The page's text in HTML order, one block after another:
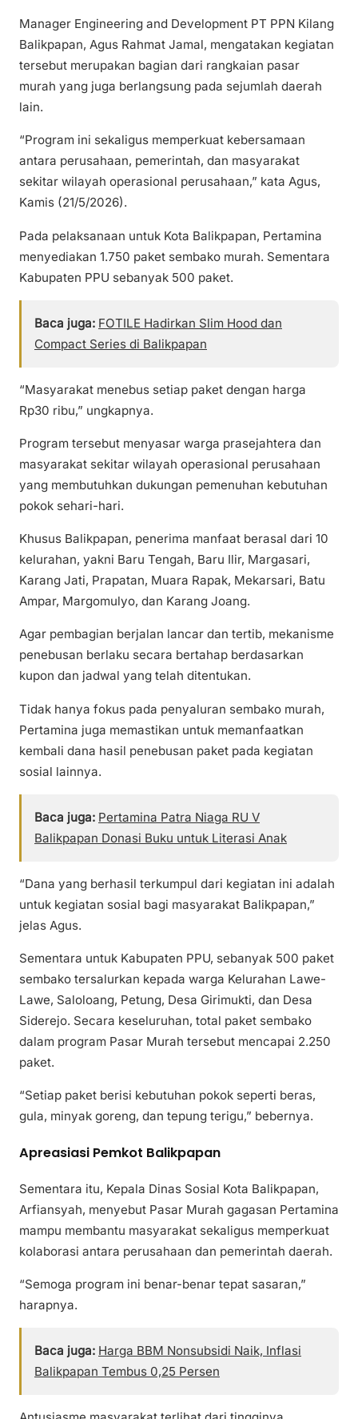
Manager Engineering and Development PT PPN Kilang
Balikpapan, Agus Rahmat Jamal, mengatakan kegiatan
tersebut merupakan bagian dari rangkaian pasar
murah yang juga berlangsung pada sejumlah daerah
lain.
“Program ini sekaligus memperkuat kebersamaan
antara perusahaan, pemerintah, dan masyarakat
sekitar wilayah operasional perusahaan,” kata Agus,
Kamis (21/5/2026).
Pada pelaksanaan untuk Kota Balikpapan, Pertamina
menyediakan 1.750 paket sembako murah. Sementara
Kabupaten PPU sebanyak 500 paket.
Baca juga: FOTILE Hadirkan Slim Hood dan
Compact Series di Balikpapan
“Masyarakat menebus setiap paket dengan harga
Rp30 ribu,” ungkapnya.
Program tersebut menyasar warga prasejahtera dan
masyarakat sekitar wilayah operasional perusahaan
yang membutuhkan dukungan pemenuhan kebutuhan
pokok sehari-hari.
Khusus Balikpapan, penerima manfaat berasal dari 10
kelurahan, yakni Baru Tengah, Baru Ilir, Margasari,
Karang Jati, Prapatan, Muara Rapak, Mekarsari, Batu
Ampar, Margomulyo, dan Karang Joang.
Agar pembagian berjalan lancar dan tertib, mekanisme
penebusan berlaku secara bertahap berdasarkan
kupon dan jadwal yang telah ditentukan.
Tidak hanya fokus pada penyaluran sembako murah,
Pertamina juga memastikan untuk memanfaatkan
kembali dana hasil penebusan paket pada kegiatan
sosial lainnya.
Baca juga: Pertamina Patra Niaga RU V
Balikpapan Donasi Buku untuk Literasi Anak
“Dana yang berhasil terkumpul dari kegiatan ini adalah
untuk kegiatan sosial bagi masyarakat Balikpapan,”
jelas Agus.
Sementara untuk Kabupaten PPU, sebanyak 500 paket
sembako tersalurkan kepada warga Kelurahan Lawe-
Lawe, Saloloang, Petung, Desa Girimukti, dan Desa
Siderejo. Secara keseluruhan, total paket sembako
dalam program Pasar Murah tersebut mencapai 2.250
paket.
“Setiap paket berisi kebutuhan pokok seperti beras,
gula, minyak goreng, dan tepung terigu,” bebernya.
Apreasiasi Pemkot Balikpapan
Sementara itu, Kepala Dinas Sosial Kota Balikpapan,
Arfiansyah, menyebut Pasar Murah gagasan Pertamina
mampu membantu masyarakat sekaligus memperkuat
kolaborasi antara perusahaan dan pemerintah daerah.
“Semoga program ini benar-benar tepat sasaran,”
harapnya.
Baca juga: Harga BBM Nonsubsidi Naik, Inflasi
Balikpapan Tembus 0,25 Persen